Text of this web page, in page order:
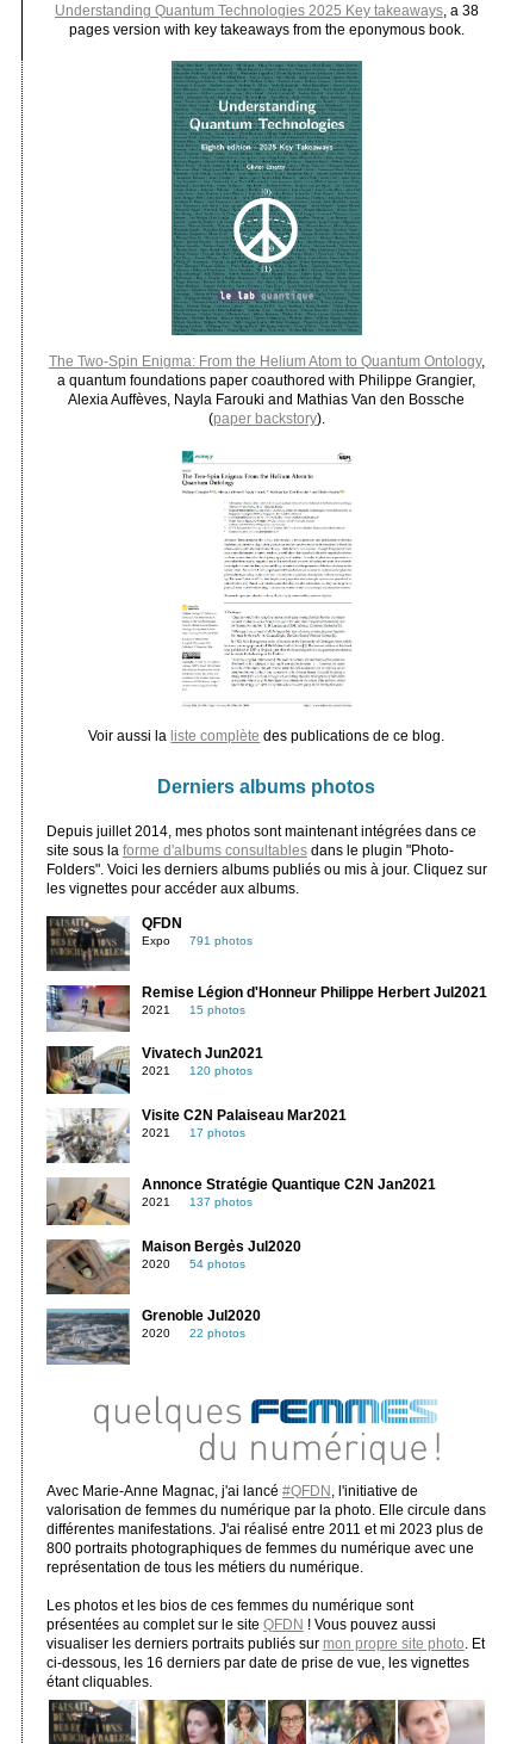
Understanding Quantum Technologies 2025 Key takeaways, a 38
pages version with key takeaways from the eponymous book.
The Two-Spin Enigma: From the Helium Atom to Quantum Ontology,
a quantum foundations paper coauthored with Philippe Grangier,
Alexia Auffèves, Nayla Farouki and Mathias Van den Bossche
(paper backstory).
Voir aussi la liste complète des publications de ce blog.
Derniers albums photos
Depuis juillet 2014, mes photos sont maintenant intégrées dans ce
site sous la forme d'albums consultablesdans le plugin "Photo-
Folders". Voici les derniers albums publiés ou mis à jour. Cliquez sur
les vignettes pour accéder aux albums.
QFDN
Expo 791 photos
Remise Légion d'Honneur Philippe Herbert Jul2021
2021 15 photos
Vivatech Jun2021
2021 120 photos
Visite C2N Palaiseau Mar2021
2021 17 photos
Annonce Stratégie Quantique C2N Jan2021
2021 137 photos
Maison Bergès Jul2020
2020 54 photos
Grenoble Jul2020
2020 22 photos
Avec Marie-Anne Magnac, j'ai lancé #QFDN
, l'initiative de
valorisation de femmes du numérique par la photo. Elle circule dans
différentes manifestations. J'ai réalisé entre 2011 et mi 2023 plus de
800 portraits photographiques de femmes du numérique avec une
représentation de tous les métiers du numérique.
Les photos et les bios de ces femmes du numérique sont
présentées au complet sur le site QFDN ! Vous pouvez aussi
visualiser les derniers portraits publiés sur mon propre site photo . Et
ci-dessous, les 16 derniers par date de prise de vue, les vignettes
étant cliquables.